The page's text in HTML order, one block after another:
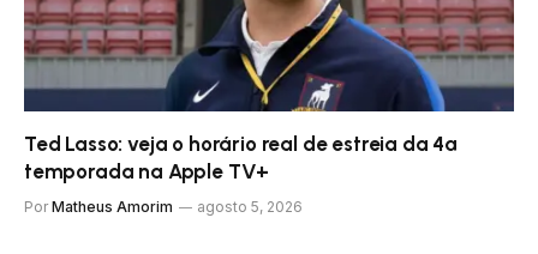
Ted Lasso: veja o horário real de estreia da 4ª
temporada na Apple TV+
Por Matheus Amorim agosto 5, 2026